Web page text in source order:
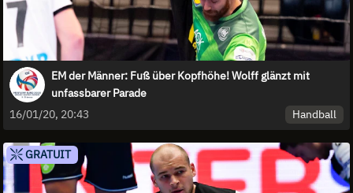
EM der Männer: Fuß über Kopfhöhe! Wolff glänzt mit
unfassbarer Parade
16/01/20, 20:43
Handball
GRATUIT